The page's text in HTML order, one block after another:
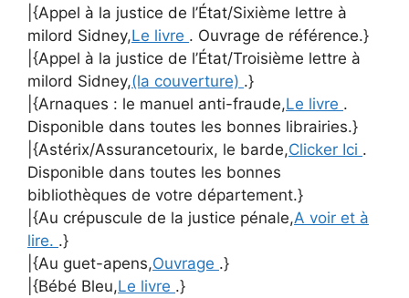
|{Appel à la justice de l’État/Sixième lettre à
milord Sidney,Le livre . Ouvrage de référence.}
|{Appel à la justice de l’État/Troisième lettre à
milord Sidney,(la couverture) .}
|{Arnaques : le manuel anti-fraude,Le livre .
Disponible dans toutes les bonnes librairies.}
|{Astérix/Assurancetourix, le barde,Clicker Ici .
Disponible dans toutes les bonnes
bibliothèques de votre département.}
|{Au crépuscule de la justice pénale,A voir et à
lire. .}
|{Au guet-apens,Ouvrage .}
|{Bébé Bleu,Le livre .}